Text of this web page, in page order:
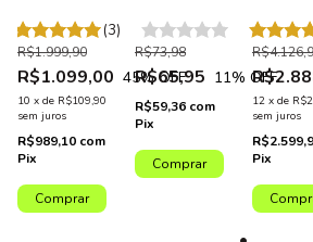
450-960MHz
Para
Microfone
Sem Fio
Armer LPDA
(3)
R$1.099,00
R$1.999,90
45% OFF
10 x de R$109,90
sem juros
R$989,10 com
Pix
para
Microfone
sem Fio Armer
AX OCTA /
AX800M -
Unidade
R$65,95
R$73,98
11% OFF
R$59,36 com
Pix
Canais
AX
12 x de
sem juros
Pix